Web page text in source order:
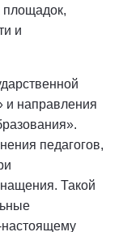
площадок,
и
и направления
педагогов,
Такой
настоящему